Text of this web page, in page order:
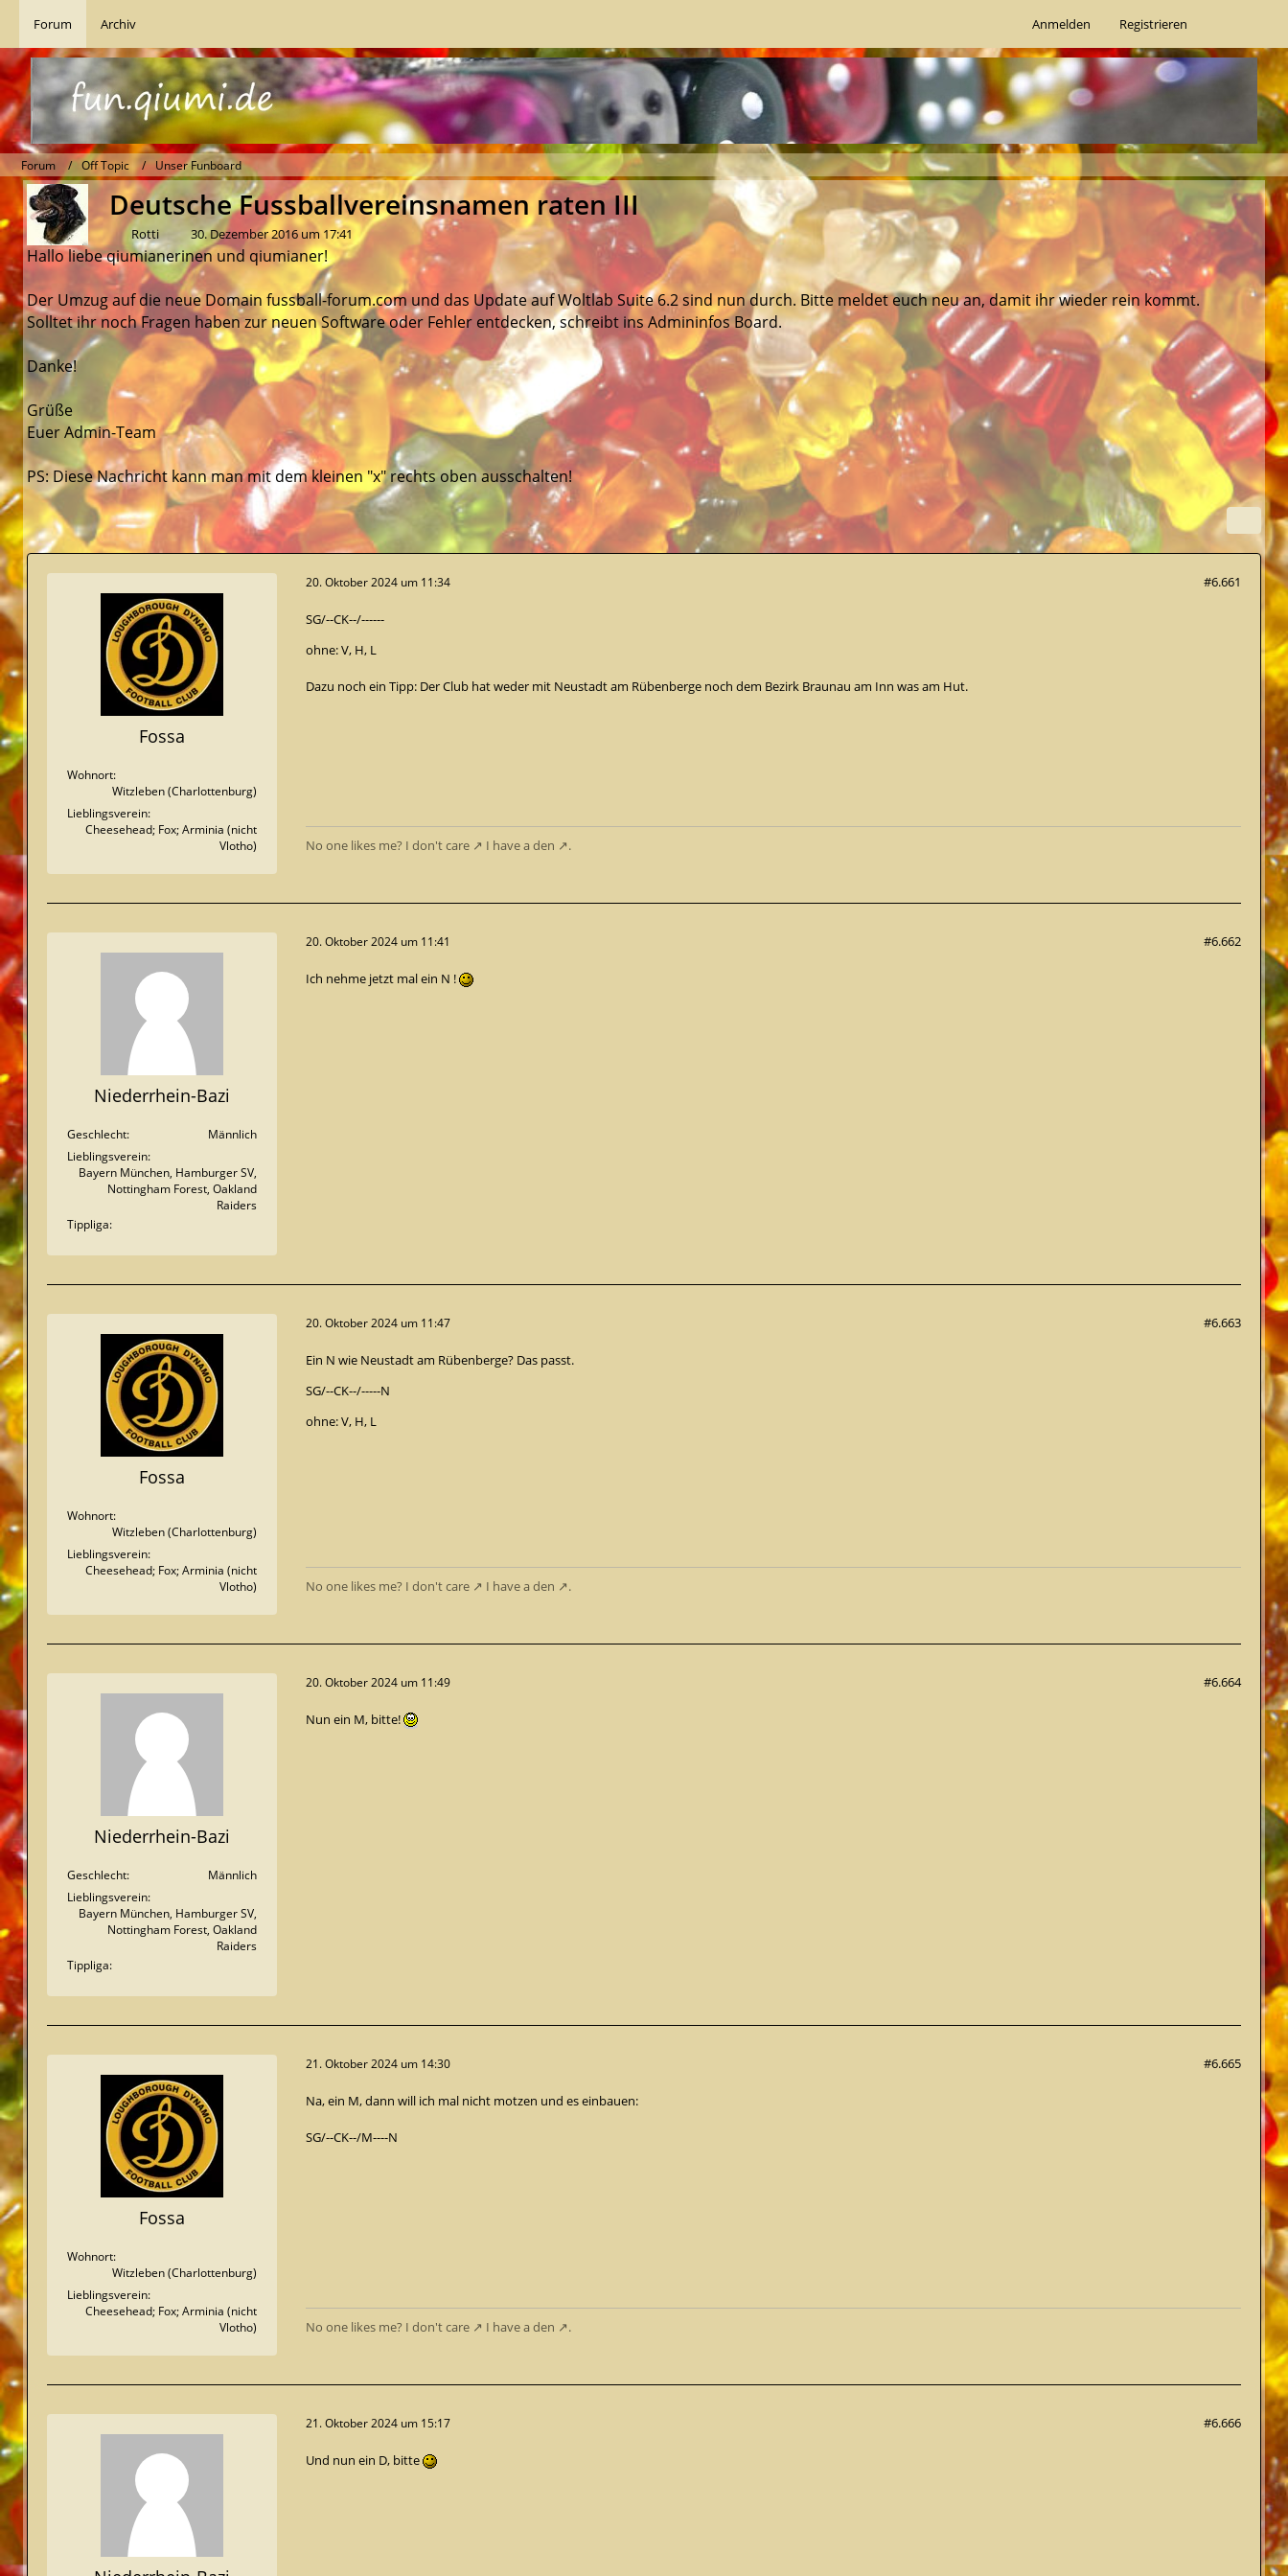
Forum Archiv Anmelden Registrieren
Forum Off Topic Unser Funboard
Deutsche Fussballvereinsnamen raten III
Rotti 30. Dezember 2016 um 17:41
Hallo liebe qiumianerinen und qiumianer!
Der Umzug auf die neue Domain fussball-forum.com und das Update auf Woltlab Suite 6.2 sind nun durch. Bitte meldet euch neu an, damit ihr wieder rein kommt.
Solltet ihr noch Fragen haben zur neuen Software oder Fehler entdecken, schreibt ins Admininfos Board.
Danke!
Grüße
Euer Admin-Team
PS: Diese Nachricht kann man mit dem kleinen "x" rechts oben ausschalten!
Fossa
Wohnort
Witzleben (Charlottenburg)
Lieblingsverein
Cheesehead; Fox; Arminia (nicht
Vlotho)
20. Oktober 2024 um 11:34 #6.661
SG/--CK--/------
ohne: V, H, L
Dazu noch ein Tipp: Der Club hat weder mit Neustadt am Rübenberge noch dem Bezirk Braunau am Inn was am Hut.
No one likes me? I don't care I havea den .
Niederrhein-Bazi
Geschlecht
Männlich
Lieblingsverein
Bayern München, Hamburger SV,
Nottingham Forest, Oakland
Raiders
Tippliga
20. Oktober 2024 um 11:41 #6.662
Ich nehme jetzt mal ein N !
Fossa
Wohnort
Witzleben (Charlottenburg)
Lieblingsverein
Cheesehead; Fox; Arminia (nicht
Vlotho)
20. Oktober 2024 um 11:47 #6.663
Ein N wie Neustadt am Rübenberge? Das passt.
SG/--CK--/-----N
ohne: V, H, L
No one likes me? I don't care I havea den .
Niederrhein-Bazi
Geschlecht
Männlich
Lieblingsverein
Bayern München, Hamburger SV,
Nottingham Forest, Oakland
Raiders
Tippliga
20. Oktober 2024 um 11:49 #6.664
Nun ein M, bitte!
Fossa
Wohnort
Witzleben (Charlottenburg)
Lieblingsverein
Cheesehead; Fox; Arminia (nicht
Vlotho)
21. Oktober 2024 um 14:30 #6.665
Na, ein M, dann will ich mal nicht motzen und es einbauen:
SG/--CK--/M----N
No one likes me? I don't care I havea den .
21. Oktober 2024 um 15:17 #6.666
Und nun ein D, bitte